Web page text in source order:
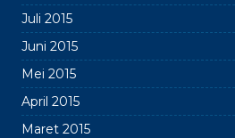
Juli 2015
Juni 2015
Mei 2015
April 2015
Maret 2015